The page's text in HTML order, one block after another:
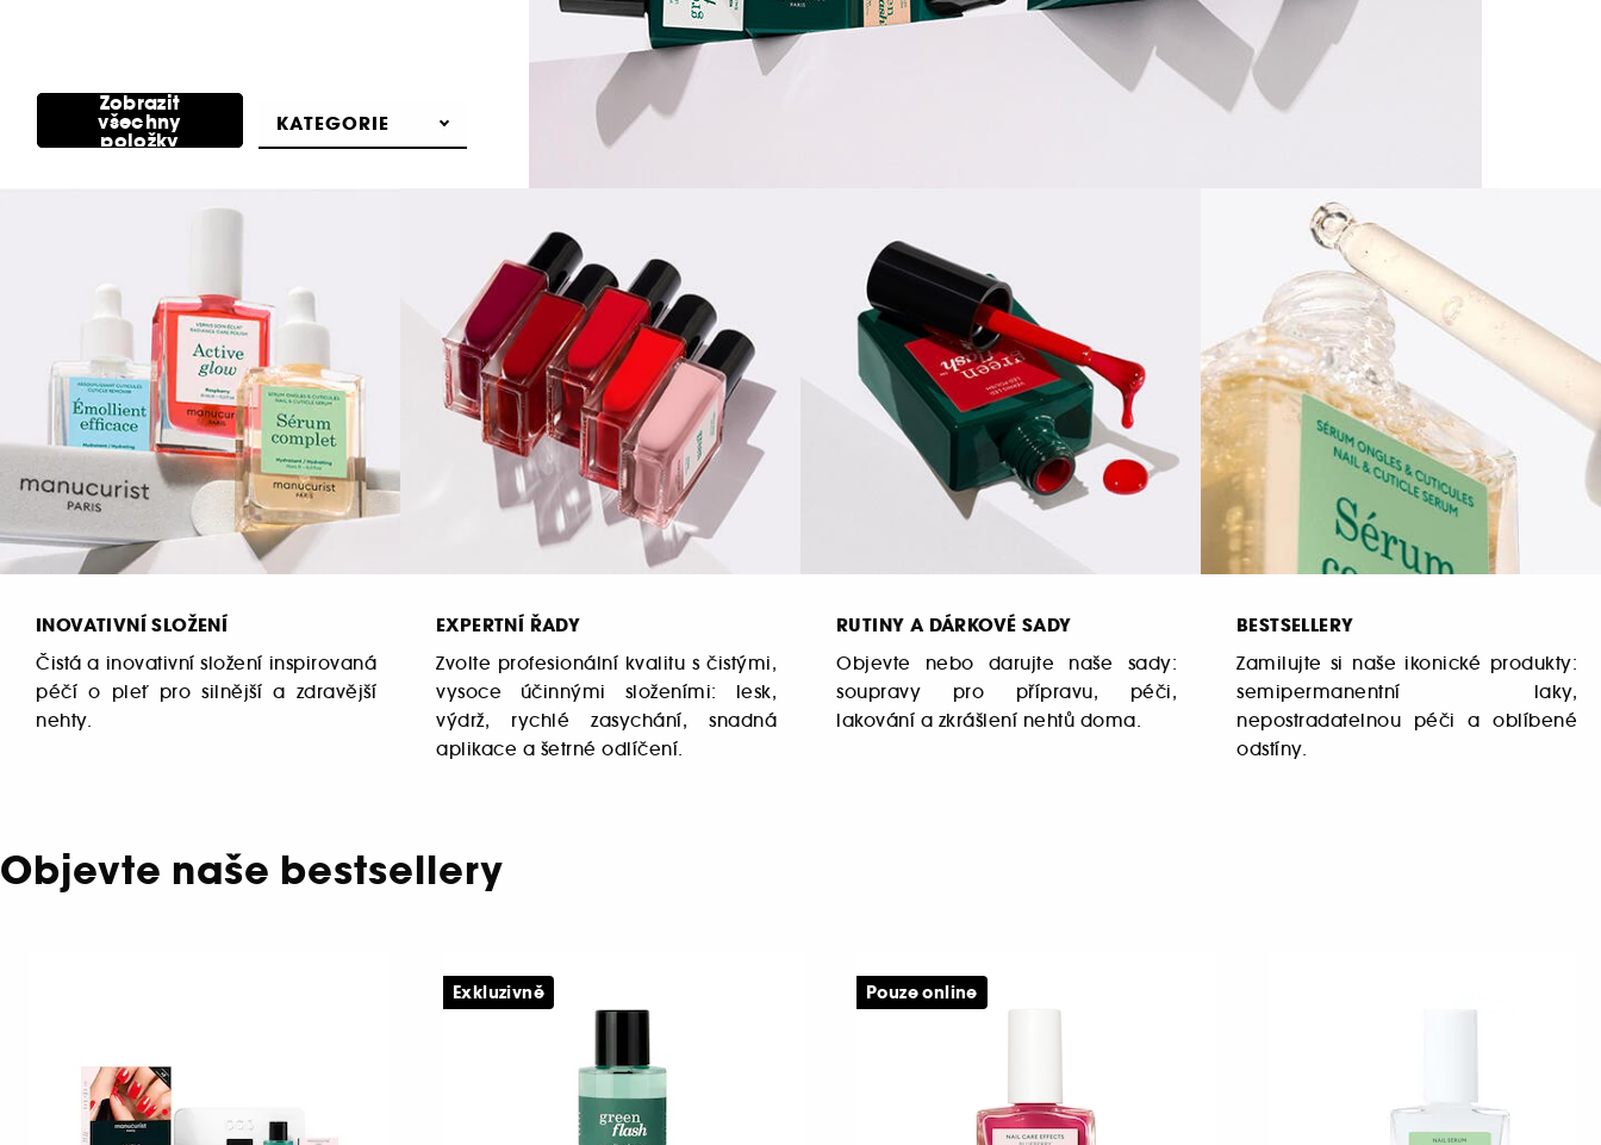
Zobrazit
všechny
položky
KATEGORIE
INOVATIVNÍ SLOŽENÍ
Čistá a inovativní složení inspirovaná
péčí o pleť pro silnější a zdravější
nehty.
EXPERTNÍ ŘADY
Zvolte profesionální kvalitu s čistými,
vysoce účinnými složeními: lesk,
výdrž, rychlé zasychání, snadná
aplikace a šetrné odlíčení.
RUTINY A DÁRKOVÉ SADY
Objevte nebo darujte naše sady:
soupravy pro přípravu, péči,
lakování a zkrášlení nehtů doma.
BESTSELLERY
Zamilujte si naše ikonické produkty:
semipermanentní laky,
nepostradatelnou péči a oblíbené
odstíny.
Objevte naše bestsellery
Exkluzivně Pouze online